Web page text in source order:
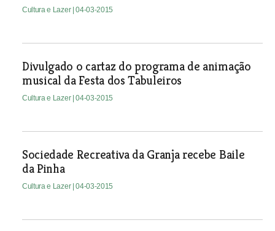
Cultura e Lazer | 04-03-2015
Divulgado o cartaz do programa de animação
musical da Festa dos Tabuleiros
Cultura e Lazer | 04-03-2015
Sociedade Recreativa da Granja recebe Baile
da Pinha
Cultura e Lazer | 04-03-2015